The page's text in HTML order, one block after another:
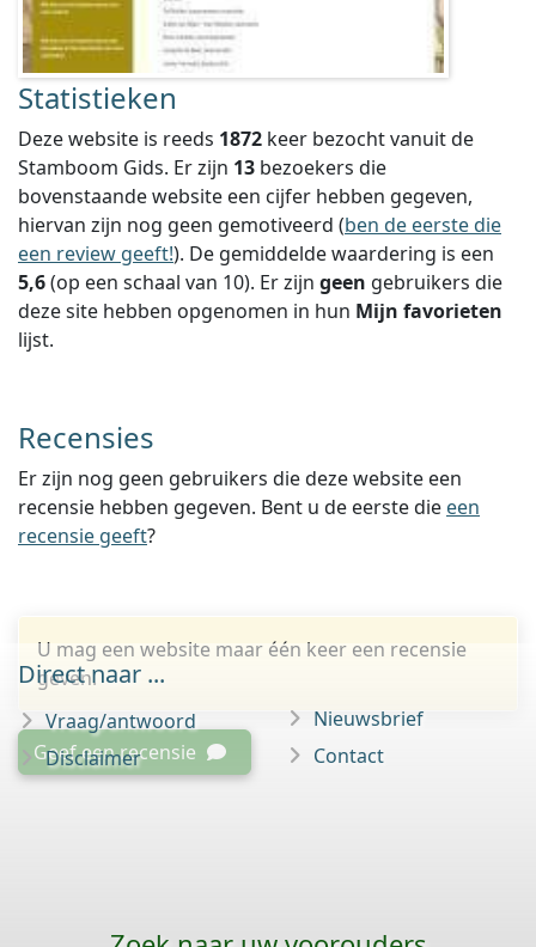
Statistieken
Deze website is reeds 1872 keer bezocht vanuit de
Stamboom Gids. Er zijn 13 bezoekers die
bovenstaande website een cijfer hebben gegeven,
hiervan zijn nog geen gemotiveerd (ben de eerste die
een review geeft!). De gemiddelde waardering is een
5,6(op een schaal van 10). Er zijn geen gebruikers die
deze site hebben opgenomen in hun Mijn favorieten
lijst.
Recensies
Er zijn nog geen gebruikers die deze website een
recensie hebben gegeven. Bent u de eerste die een
recensie geeft?
U mag een website maar één keer een recensie
geven.
Geef een recensie
Direct naar ...
Vraag/antwoord
Disclaimer
Nieuwsbrief
Contact